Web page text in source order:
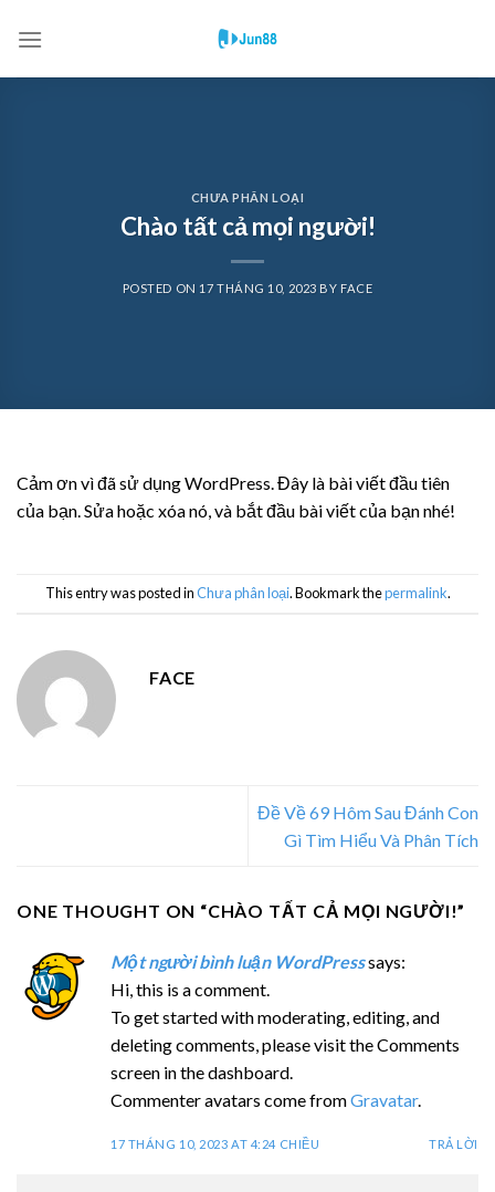
CHƯA PHÂN LOẠI
Chào tất cả mọi người!
POSTED ON 17 THÁNG 10, 2023 BY FACE
Cảm ơn vì đã sử dụng WordPress. Đây là bài viết đầu tiên
của bạn. Sửa hoặc xóa nó, và bắt đầu bài viết của bạn nhé!
This entry was posted inChưa phân loại. Bookmark thepermalink.
FACE
Đề Về 69 Hôm Sau Đánh Con
Gì Tìm Hiểu Và Phân Tích
ONE THOUGHT ON “CHÀO TẤT CẢ MỌI NGƯỜI!”
Một người bình luận WordPresssays:
Hi, this is a comment.
To get started with moderating, editing, and
deleting comments, please visit the Comments
screen in the dashboard.
Commenter avatars come fromGravatar.
17 THÁNG 10, 2023 AT 4:24 CHIỀU TRẢ LỜI